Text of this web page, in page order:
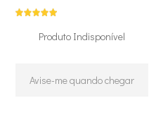
Produto Indisponível
Avise-me quando chegar